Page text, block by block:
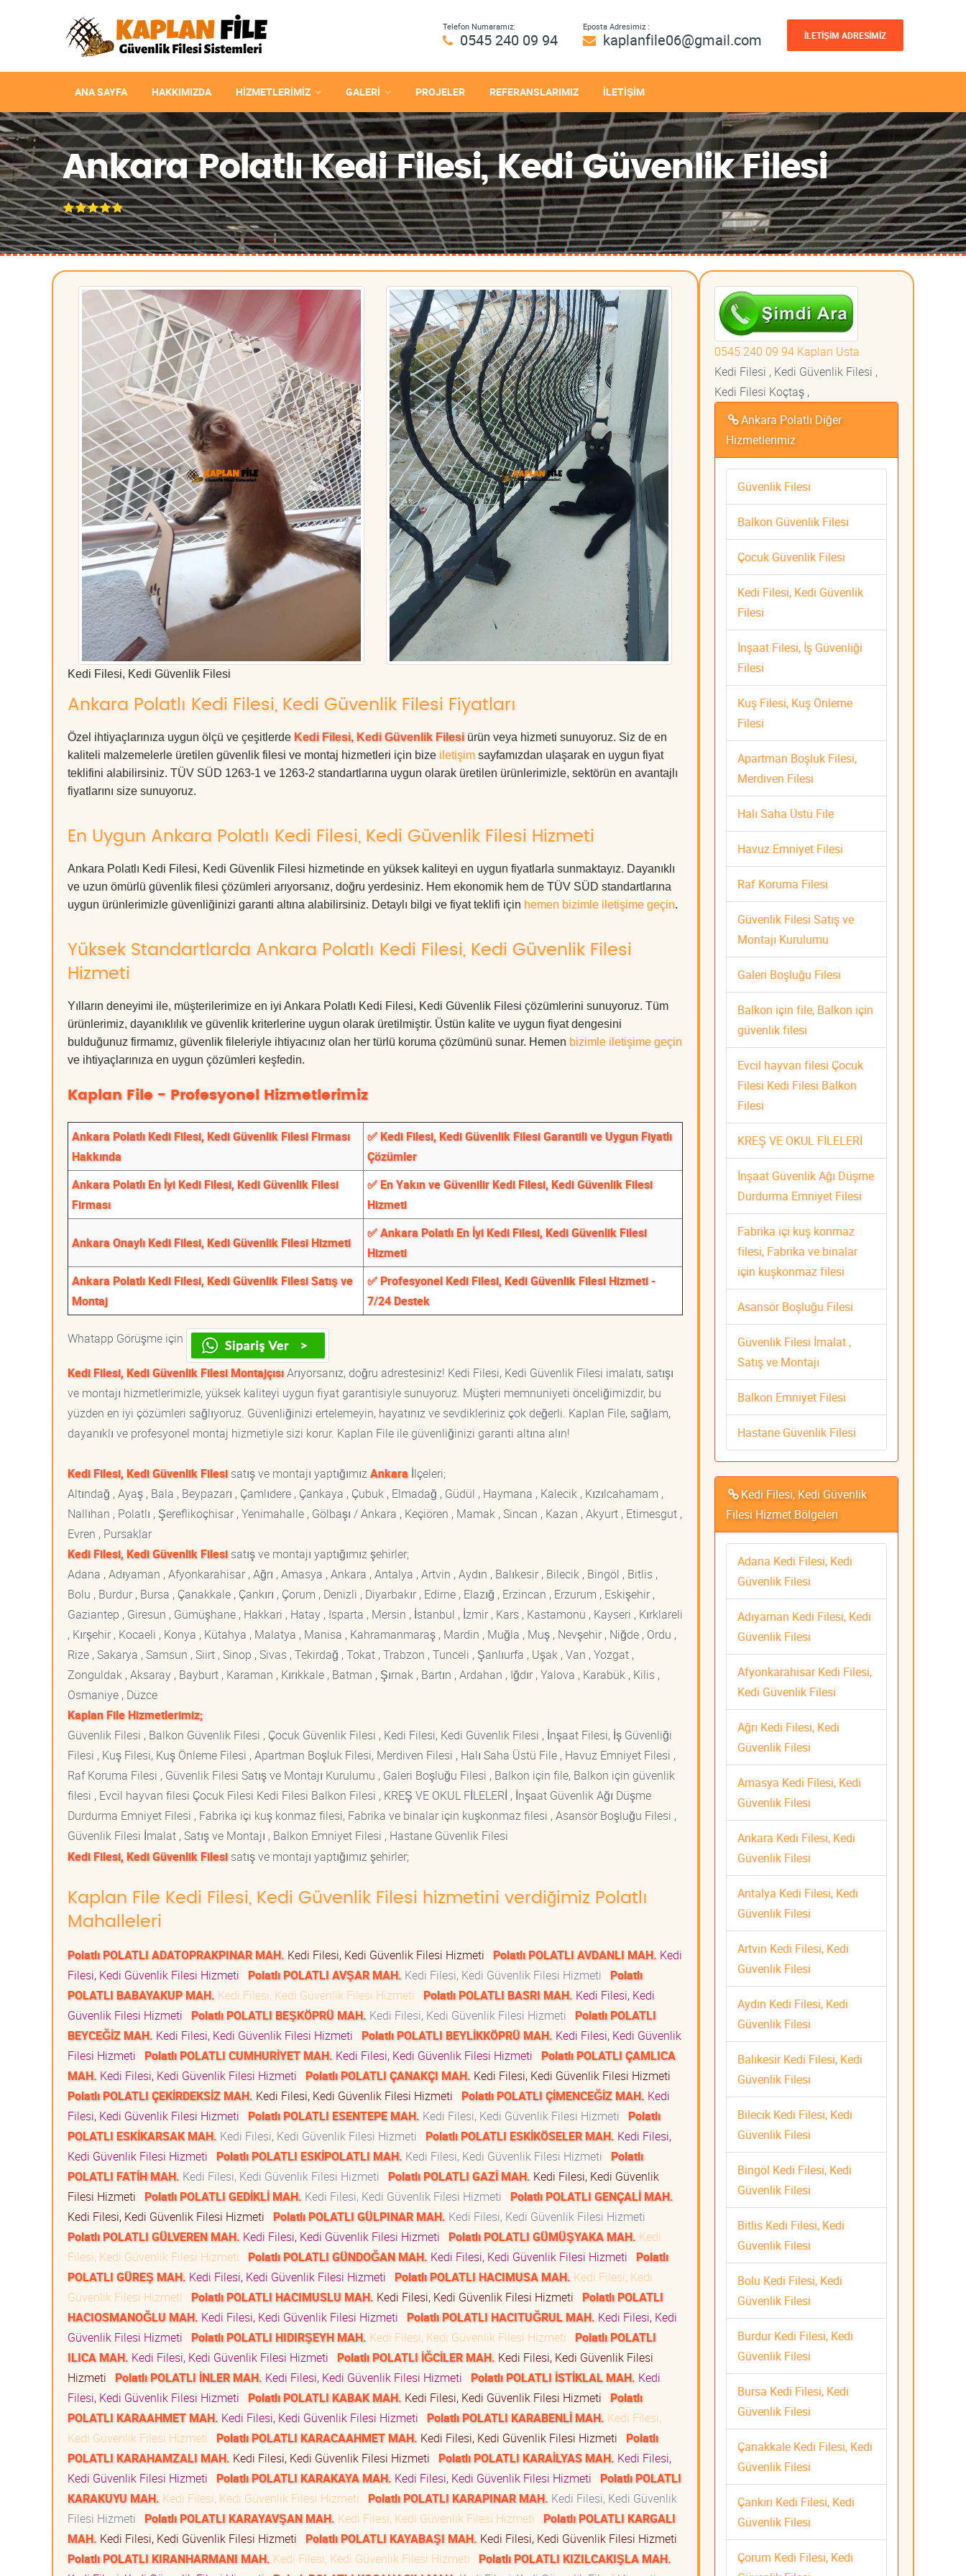
Telefon Numaramız:
0545 240 09 94
Eposta Adresimiz :
kaplanfile06@gmail.com İLETİŞİM ADRESİMİZ
ANA SAYFA HAKKIMIZDA HIZMETLERIMIZ GALERİ PROJELER REFERANSLARIMIZ İLETİŞİM
Ankara Polatlı Kedi Filesi, Kedi Güvenlik Filesi
Kedi Filesi, Kedi Güvenlik Filesi
Ankara Polatlı Kedi Filesi, Kedi Güvenlik Filesi Fiyatları
Özel ihtiyaçlarınıza uygun ölçü ve çeşitlerde Kedi Filesi, Kedi Güvenlik Filesi ürün veya hizmeti sunuyoruz. Siz de en
kaliteli malzemelerle üretilen güvenlik filesi ve montaj hizmetleri için bize iletişim sayfamızdan ulaşarak en uygun fiyat
teklifini alabilirsiniz. TÜV SÜD 1263-1 ve 1263-2 standartlarına uygun olarak üretilen ürünlerimizle, sektörün en avantajlı
fiyatlarını size sunuyoruz.
En Uygun Ankara Polatlı Kedi Filesi, Kedi Güvenlik Filesi Hizmeti
Ankara Polatlı Kedi Filesi, Kedi Güvenlik Filesi hizmetinde en yüksek kaliteyi en uygun fiyatlarla sunmaktayız. Dayanıklı
ve uzun ömürlü güvenlik filesi çözümleri arıyorsanız, doğru yerdesiniz. Hem ekonomik hem de TÜV SÜD standartlarına
uygun ürünlerimizle güvenliğinizi garanti altına alabilirsiniz. Detaylı bilgi ve fiyat teklifi için hemen bizimle iletişime geçin.
Yüksek Standartlarda Ankara Polatlı Kedi Filesi, Kedi Güvenlik Filesi
Hizmeti
Yılların deneyimi ile, müşterilerimize en iyi Ankara Polatlı Kedi Filesi, Kedi Güvenlik Filesi çözümlerini sunuyoruz. Tüm
ürünlerimiz, dayanıklılık ve güvenlik kriterlerine uygun olarak üretilmiştir. Üstün kalite ve uygun fiyat dengesini
bulduğunuz firmamız, güvenlik fileleriyle ihtiyacınız olan her türlü koruma çözümünü sunar. Hemen bizimle iletişime geçin
ve ihtiyaçlarınıza en uygun çözümleri keşfedin.
Kaplan File - Profesyonel Hizmetlerimiz
Ankara Polatlı Kedi Filesi, Kedi Güvenlik Filesi Firması
Hakkında
✅ Kedi Filesi, Kedi Güvenlik Filesi Garantili ve Uygun Fiyatlı
Çözümler
Ankara Polatlı En İyi Kedi Filesi, Kedi Güvenlik Filesi
Firması
✅ En Yakın ve Güvenilir Kedi Filesi, Kedi Güvenlik Filesi
Hizmeti
Ankara Onaylı Kedi Filesi, Kedi Güvenlik Filesi Hizmeti
✅ Ankara Polatlı En İyi Kedi Filesi, Kedi Güvenlik Filesi
Hizmeti
Ankara Polatlı Kedi Filesi, Kedi Güvenlik Filesi Satış ve
Montaj
✅ Profesyonel Kedi Filesi, Kedi Güvenlik Filesi Hizmeti -
7/24 Destek
Whatapp Görüşme için
Kedi Filesi, Kedi Güvenlik Filesi MontajçısıArıyorsanız, doğru adrestesiniz! Kedi Filesi, Kedi Güvenlik Filesi imalatı, satışı
ve montajı hizmetlerimizle, yüksek kaliteyi uygun fiyat garantisiyle sunuyoruz. Müşteri memnuniyeti önceliğimizdir, bu
yüzden en iyi çözümleri sağlıyoruz. Güvenliğinizi ertelemeyin, hayatınız ve sevdikleriniz çok değerli. Kaplan File, sağlam,
dayanıklı ve profesyonel montaj hizmetiyle sizi korur. Kaplan File ile güvenliğinizi garanti altına alın!
Kedi Filesi, Kedi Güvenlik Filesisatış ve montajı yaptığımızAnkara İlçeleri;
Altındağ , Ayaş , Bala , Beypazarı , Çamlıdere , Çankaya , Çubuk , Elmadağ , Güdül , Haymana , Kalecik , Kızılcahamam ,
Nallıhan , Polatlı , Şereflikoçhisar , Yenimahalle , Gölbaşı / Ankara , Keçiören , Mamak , Sincan , Kazan , Akyurt , Etimesgut ,
Evren , Pursaklar
Kedi Filesi, Kedi Güvenlik Filesisatış ve montajı yaptığımız şehirler;
Adana , Adıyaman , Afyonkarahisar , Ağrı , Amasya , Ankara , Antalya , Artvin , Aydın , Balıkesir , Bilecik , Bingöl , Bitlis ,
Bolu , Burdur , Bursa , Çanakkale , Çankırı , Çorum , Denizli , Diyarbakır , Edirne , Elazığ , Erzincan , Erzurum , Eskişehir ,
Gaziantep , Giresun , Gümüşhane , Hakkari , Hatay , Isparta , Mersin , İstanbul , İzmir , Kars , Kastamonu , Kayseri , Kırklareli
, Kırşehir , Kocaeli , Konya , Kütahya , Malatya , Manisa , Kahramanmaraş , Mardin , Muğla , Muş , Nevşehir , Niğde , Ordu ,
Rize , Sakarya , Samsun , Siirt , Sinop , Sivas , Tekirdağ , Tokat , Trabzon , Tunceli , Şanlıurfa , Uşak , Van , Yozgat ,
Zonguldak , Aksaray , Bayburt , Karaman , Kırıkkale , Batman , Şırnak , Bartın , Ardahan , Iğdır , Yalova , Karabük , Kilis ,
Osmaniye , Düzce
Kaplan File Hizmetlerimiz;
Güvenlik Filesi , Balkon Güvenlik Filesi , Çocuk Güvenlik Filesi , Kedi Filesi, Kedi Güvenlik Filesi , İnşaat Filesi, İş Güvenliği
Filesi , Kuş Filesi, Kuş Önleme Filesi , Apartman Boşluk Filesi, Merdiven Filesi , Halı Saha Üstü File , Havuz Emniyet Filesi ,
Raf Koruma Filesi , Güvenlik Filesi Satış ve Montajı Kurulumu , Galeri Boşluğu Filesi , Balkon için file, Balkon için güvenlik
filesi , Evcil hayvan filesi Çocuk Filesi Kedi Filesi Balkon Filesi , KREŞ VE OKUL FİLELERİ , İnşaat Güvenlik Ağı Düşme
Durdurma Emniyet Filesi , Fabrika içi kuş konmaz filesi, Fabrika ve binalar için kuşkonmaz filesi , Asansör Boşluğu Filesi ,
Güvenlik Filesi İmalat , Satış ve Montajı , Balkon Emniyet Filesi , Hastane Güvenlik Filesi
Kedi Filesi, Kedi Güvenlik Filesisatış ve montajı yaptığımız şehirler;
Kaplan File Kedi Filesi, Kedi Güvenlik Filesi hizmetini verdiğimiz Polatlı
Mahalleleri
Polatlı POLATLI ADATOPRAKPINAR MAH. Kedi Filesi, Kedi Güvenlik Filesi Hizmeti Polatlı POLATLI AVDANLI MAH. Kedi
Filesi, Kedi Güvenlik Filesi Hizmeti
Polatlı POLATLI AVŞAR MAH. Kedi Filesi, Kedi Güvenlik Filesi Hizmeti
Polatlı
POLATLI BABAYAKUP MAH. Kedi Filesi, Kedi Güvenlik Filesi Hizmeti Polatlı POLATLI BASRI MAH. Kedi Filesi, Kedi
Güvenlik Filesi Hizmeti
Polatlı POLATLI BEŞKÖPRÜ MAH. Kedi Filesi, Kedi Güvenlik Filesi Hizmeti
Polatlı POLATLI
BEYCEĞİZ MAH. Kedi Filesi, Kedi Güvenlik Filesi Hizmeti Polatlı POLATLI BEYLİKKÖPRÜ MAH. Kedi Filesi, Kedi Güvenlik
Filesi Hizmeti
Polatlı POLATLI CUMHURİYET MAH. Kedi Filesi, Kedi Güvenlik Filesi Hizmeti
Polatlı POLATLI ÇAMLICA
MAH. Kedi Filesi, Kedi Güvenlik Filesi Hizmeti Polatlı POLATLI ÇANAKÇI MAH. Kedi Filesi, Kedi Güvenlik Filesi Hizmeti
Polatlı POLATLI ÇEKİRDEKSİZ MAH. Kedi Filesi, Kedi Güvenlik Filesi Hizmeti Polatlı POLATLI ÇİMENCEĞİZ MAH. Kedi
Filesi, Kedi Güvenlik Filesi Hizmeti
Polatlı POLATLI ESENTEPE MAH. Kedi Filesi, Kedi Güvenlik Filesi Hizmeti
Polatlı
POLATLI ESKİKARSAK MAH. Kedi Filesi, Kedi Güvenlik Filesi Hizmeti Polatlı POLATLI ESKİKÖSELER MAH. Kedi Filesi,
Kedi Güvenlik Filesi Hizmeti
Polatlı POLATLI ESKİPOLATLI MAH. Kedi Filesi, Kedi Güvenlik Filesi Hizmeti
Polatlı
POLATLI FATİH MAH. Kedi Filesi, Kedi Güvenlik Filesi Hizmeti Polatlı POLATLI GAZİ MAH. Kedi Filesi, Kedi Güvenlik
Filesi Hizmeti
Polatlı POLATLI GEDİKLİ MAH. Kedi Filesi, Kedi Güvenlik Filesi Hizmeti
Polatlı POLATLI GENÇALİ MAH.
Kedi Filesi, Kedi Güvenlik Filesi Hizmeti
Polatlı POLATLI GÜLPINAR MAH. Kedi Filesi, Kedi Güvenlik Filesi Hizmeti
Polatlı POLATLI GÜLVEREN MAH. Kedi Filesi, Kedi Güvenlik Filesi Hizmeti Polatlı POLATLI GÜMÜŞYAKA MAH. Kedi
Filesi, Kedi Güvenlik Filesi Hizmeti
Polatlı POLATLI GÜNDOĞAN MAH. Kedi Filesi, Kedi Güvenlik Filesi Hizmeti
Polatlı
POLATLI GÜREŞ MAH. Kedi Filesi, Kedi Güvenlik Filesi Hizmeti Polatlı POLATLI HACIMUSA MAH. Kedi Filesi, Kedi
Güvenlik Filesi Hizmeti
Polatlı POLATLI HACIMUSLU MAH. Kedi Filesi, Kedi Güvenlik Filesi Hizmeti
Polatlı POLATLI
HACIOSMANOĞLU MAH. Kedi Filesi, Kedi Güvenlik Filesi Hizmeti Polatlı POLATLI HACITUĞRUL MAH. Kedi Filesi, Kedi
Güvenlik Filesi Hizmeti
Polatlı POLATLI HIDIRŞEYH MAH. Kedi Filesi, Kedi Güvenlik Filesi Hizmeti
Polatlı POLATLI
ILICA MAH. Kedi Filesi, Kedi Güvenlik Filesi Hizmeti Polatlı POLATLI İĞCİLER MAH. Kedi Filesi, Kedi Güvenlik Filesi
Hizmeti
Polatlı POLATLI İNLER MAH. Kedi Filesi, Kedi Güvenlik Filesi Hizmeti Polatlı POLATLI İSTİKLAL MAH. Kedi
Filesi, Kedi Güvenlik Filesi Hizmeti
Polatlı POLATLI KABAK MAH. Kedi Filesi, Kedi Güvenlik Filesi Hizmeti
Polatlı
POLATLI KARAAHMET MAH. Kedi Filesi, Kedi Güvenlik Filesi Hizmeti Polatlı POLATLI KARABENLİ MAH. Kedi Filesi,
Kedi Güvenlik Filesi Hizmeti
Polatlı POLATLI KARACAAHMET MAH. Kedi Filesi, Kedi Güvenlik Filesi Hizmeti
Polatlı
POLATLI KARAHAMZALI MAH. Kedi Filesi, Kedi Güvenlik Filesi Hizmeti Polatlı POLATLI KARAİLYAS MAH. Kedi Filesi,
Kedi Güvenlik Filesi Hizmeti
Polatlı POLATLI KARAKAYA MAH. Kedi Filesi, Kedi Güvenlik Filesi Hizmeti
Polatlı POLATLI
KARAKUYU MAH. Kedi Filesi, Kedi Güvenlik Filesi Hizmeti Polatlı POLATLI KARAPINAR MAH. Kedi Filesi, Kedi Güvenlik
Filesi Hizmeti
Polatlı POLATLI KARAYAVŞAN MAH. Kedi Filesi, Kedi Güvenlik Filesi Hizmeti
Polatlı POLATLI KARGALI
MAH. Kedi Filesi, Kedi Güvenlik Filesi Hizmeti Polatlı POLATLI KAYABAŞI MAH. Kedi Filesi, Kedi Güvenlik Filesi Hizmeti
Polatlı POLATLI KIRANHARMANI MAH. Kedi Filesi, Kedi Güvenlik Filesi Hizmeti
Polatlı POLATLI KIZILCAKIŞLA MAH.
0545 240 09 94 Kaplan Usta
Kedi Filesi , Kedi Güvenlik Filesi ,
Kedi Filesi Koçtaş ,
Ankara Polatlı Diğer
Hizmetlerimiz
Güvenlik Filesi
Balkon Güvenlik Filesi
Çocuk Güvenlik Filesi
Kedi Filesi, Kedi Güvenlik
Filesi
İnşaat Filesi, İş Güvenliği
Filesi
Kuş Filesi, Kuş Önleme
Filesi
Apartman Boşluk Filesi,
Merdiven Filesi
Halı Saha Üstü File
Havuz Emniyet Filesi
Raf Koruma Filesi
Güvenlik Filesi Satış ve
Montajı Kurulumu
Galeri Boşluğu Filesi
Balkon için file, Balkon için
güvenlik filesi
Evcil hayvan filesi Çocuk
Filesi Kedi Filesi Balkon
Filesi
KREŞ VE OKUL FİLELERİ
İnşaat Güvenlik Ağı Düşme
Durdurma Emniyet Filesi
Fabrika içi kuş konmaz
filesi, Fabrika ve binalar
için kuşkonmaz filesi
Asansör Boşluğu Filesi
Güvenlik Filesi İmalat ,
Satış ve Montajı
Balkon Emniyet Filesi
Hastane Güvenlik Filesi
Kedi Filesi, Kedi Güvenlik
Filesi Hizmet Bölgeleri
Adana Kedi Filesi, Kedi
Güvenlik Filesi
Adıyaman Kedi Filesi, Kedi
Güvenlik Filesi
Afyonkarahisar Kedi Filesi,
Kedi Güvenlik Filesi
Ağrı Kedi Filesi, Kedi
Güvenlik Filesi
Amasya Kedi Filesi, Kedi
Güvenlik Filesi
Ankara Kedi Filesi, Kedi
Güvenlik Filesi
Antalya Kedi Filesi, Kedi
Güvenlik Filesi
Artvin Kedi Filesi, Kedi
Güvenlik Filesi
Aydın Kedi Filesi, Kedi
Güvenlik Filesi
Balıkesir Kedi Filesi, Kedi
Güvenlik Filesi
Bilecik Kedi Filesi, Kedi
Güvenlik Filesi
Bingöl Kedi Filesi, Kedi
Güvenlik Filesi
Bitlis Kedi Filesi, Kedi
Güvenlik Filesi
Bolu Kedi Filesi, Kedi
Güvenlik Filesi
Burdur Kedi Filesi, Kedi
Güvenlik Filesi
Bursa Kedi Filesi, Kedi
Güvenlik Filesi
Çanakkale Kedi Filesi, Kedi
Güvenlik Filesi
Çankırı Kedi Filesi, Kedi
Güvenlik Filesi
Çorum Kedi Filesi, Kedi